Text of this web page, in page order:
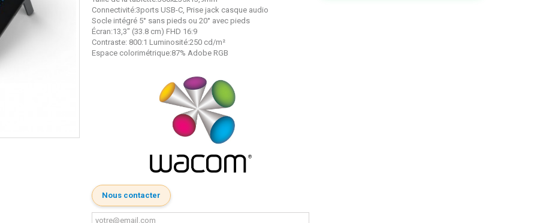
Connectivité:3ports USB-C, Prise jack casque audio
Socle intégré 5° sans pieds ou 20° avec pieds
Écran:13,3" (33.8 cm) FHD 16:9
Contraste: 800:1 Luminosité:250 cd/m²
Espace colorimétrique:87% Adobe RGB
Nous contacter